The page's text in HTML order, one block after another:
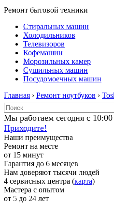
Ремонт бытовой техники
Стиральных машин
Холодильников
Телевизоров
Кофемашин
Морозильных камер
Сушильных машин
Посудомоечных машин
Главная › Ремонт ноутбуков ›
Мы работаем сегодня с
Приходите!
Наши преимущества
Ремонт на месте
от 15 минут
Гарантия до 6 месяцев
Нам доверяют тысячи людей
4 сервисных центра (карта)
Мастера с опытом
от 5 до 24 лет